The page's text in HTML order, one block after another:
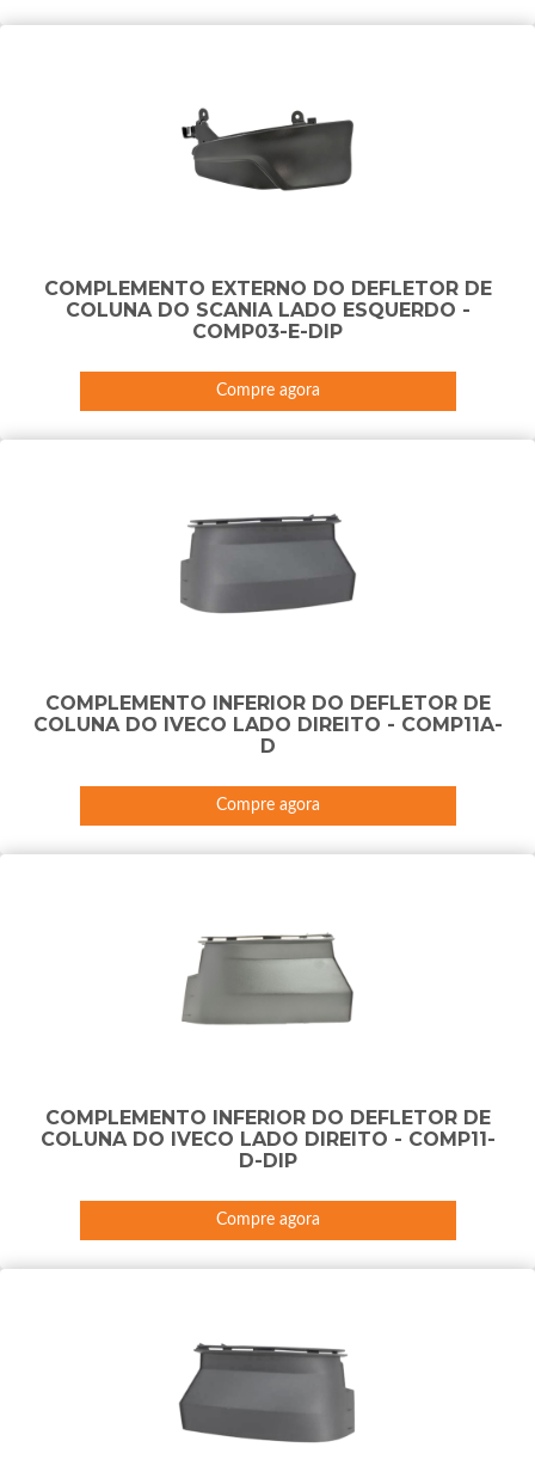
COMPLEMENTO EXTERNO DO DEFLETOR DE
COLUNA DO SCANIA LADO ESQUERDO -
COMP03-E-DIP
Compre agora
COMPLEMENTO INFERIOR DO DEFLETOR DE
COLUNA DO IVECO LADO DIREITO - COMP11A-
D
Compre agora
COMPLEMENTO INFERIOR DO DEFLETOR DE
COLUNA DO IVECO LADO DIREITO - COMP11-
D-DIP
Compre agora